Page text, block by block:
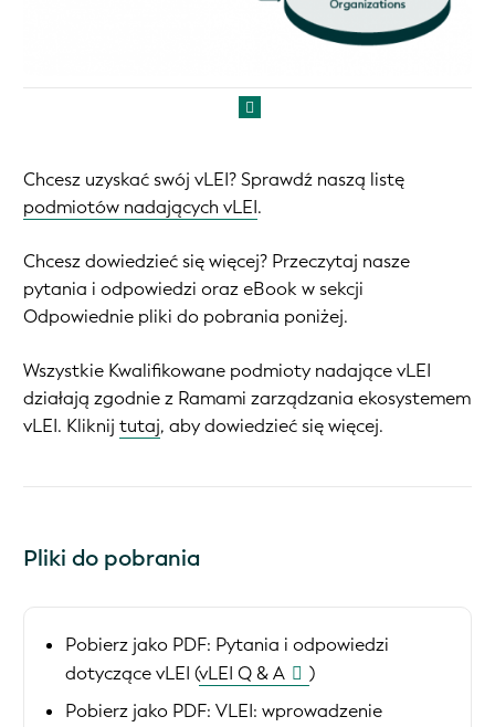
Chcesz uzyskać swój vLEI? Sprawdź naszą listę
podmiotów nadających vLEI.
Chcesz dowiedzieć się więcej? Przeczytaj nasze
pytania i odpowiedzi oraz eBook w sekcji
Odpowiednie pliki do pobrania poniżej.
Wszystkie Kwalifikowane podmioty nadające vLEI
działają zgodnie z Ramami zarządzania ekosystemem
vLEI. Kliknij tutaj, aby dowiedzieć się więcej.
Pliki do pobrania
Pobierz jako PDF: Pytania i odpowiedzi
dotyczące vLEI (vLEI Q & A
)
Pobierz jako PDF: VLEI: wprowadzenie